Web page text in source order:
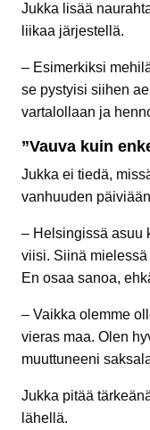
Jukka lisää
liikaa järjestellä.
– Esimerkiksi
se pystyisi siihen
vartalollaan ja
”Vauva kuin
Jukka ei tiedä,
vanhuuden
– Helsingissä asuu
viisi. Siinä
En osaa sanoa,
– Vaikka olemme
vieras maa. Olen
muuttuneeni
Jukka pitää
lähellä.